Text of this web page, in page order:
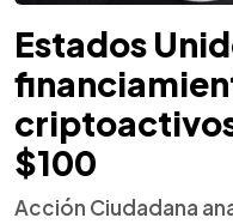
Estados
$100
Acción Ciudadana